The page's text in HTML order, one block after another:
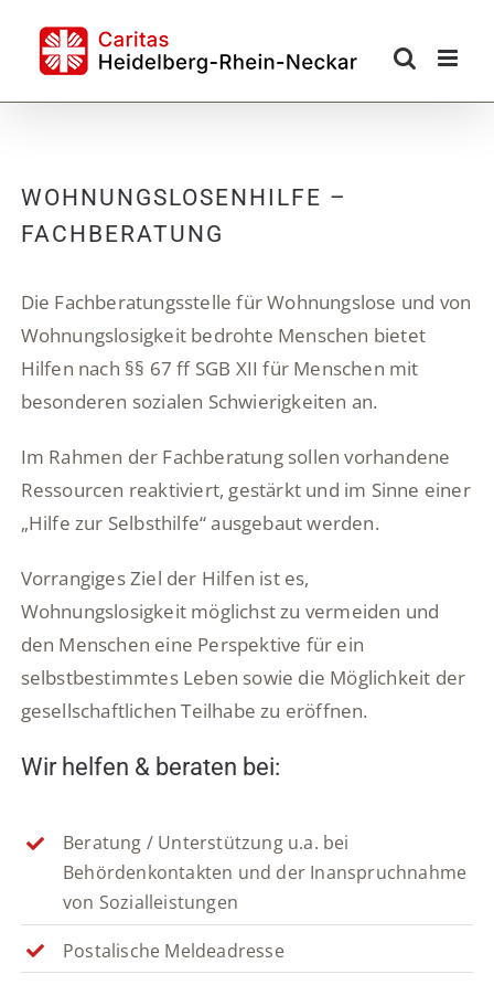
content
WOHNUNGSLOSENHILFE –
FACHBERATUNG
Die Fachberatungsstelle für Wohnungslose und von
Wohnungslosigkeit bedrohte Menschen bietet
Hilfen nach §§ 67 ff SGB XII für Menschen mit
besonderen sozialen Schwierigkeiten an.
Im Rahmen der Fachberatung sollen vorhandene
Ressourcen reaktiviert, gestärkt und im Sinne einer
„Hilfe zur Selbsthilfe“ ausgebaut werden.
Vorrangiges Ziel der Hilfen ist es,
Wohnungslosigkeit möglichst zu vermeiden und
den Menschen eine Perspektive für ein
selbstbestimmtes Leben sowie die Möglichkeit der
gesellschaftlichen Teilhabe zu eröffnen.
Wir helfen & beraten bei:
Beratung / Unterstützung u.a. bei
Behördenkontakten und der Inanspruchnahme
von Sozialleistungen
Postalische Meldeadresse